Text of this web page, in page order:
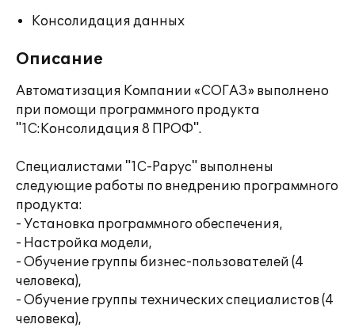
Консолидация данных
Описание
Автоматизация Компании «СОГАЗ» выполнено
при помощи программного продукта
"1С:Консолидация 8 ПРОФ".
Специалистами "1С-Рарус" выполнены
следующие работы по внедрению программного
продукта:
- Установка программного обеспечения,
- Настройка модели,
- Обучение группы бизнес-пользователей (4
человека),
- Обучение группы технических специалистов (4
человека),